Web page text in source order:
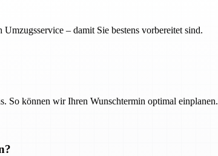
– damit Sie bestens vorbereitet sind.
So können wir Ihren Wunschtermin optimal einplanen.